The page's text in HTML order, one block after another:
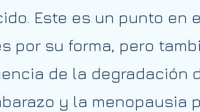
Este es un punto en
por su forma, pero
de la degradación
y la